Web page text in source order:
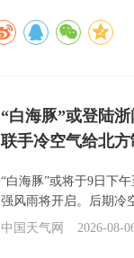
“白海豚”或登陆
联手冷空气给北
“白海豚”或将于9日下
强风雨将开启。后期冷
中国天气网
2026-08-